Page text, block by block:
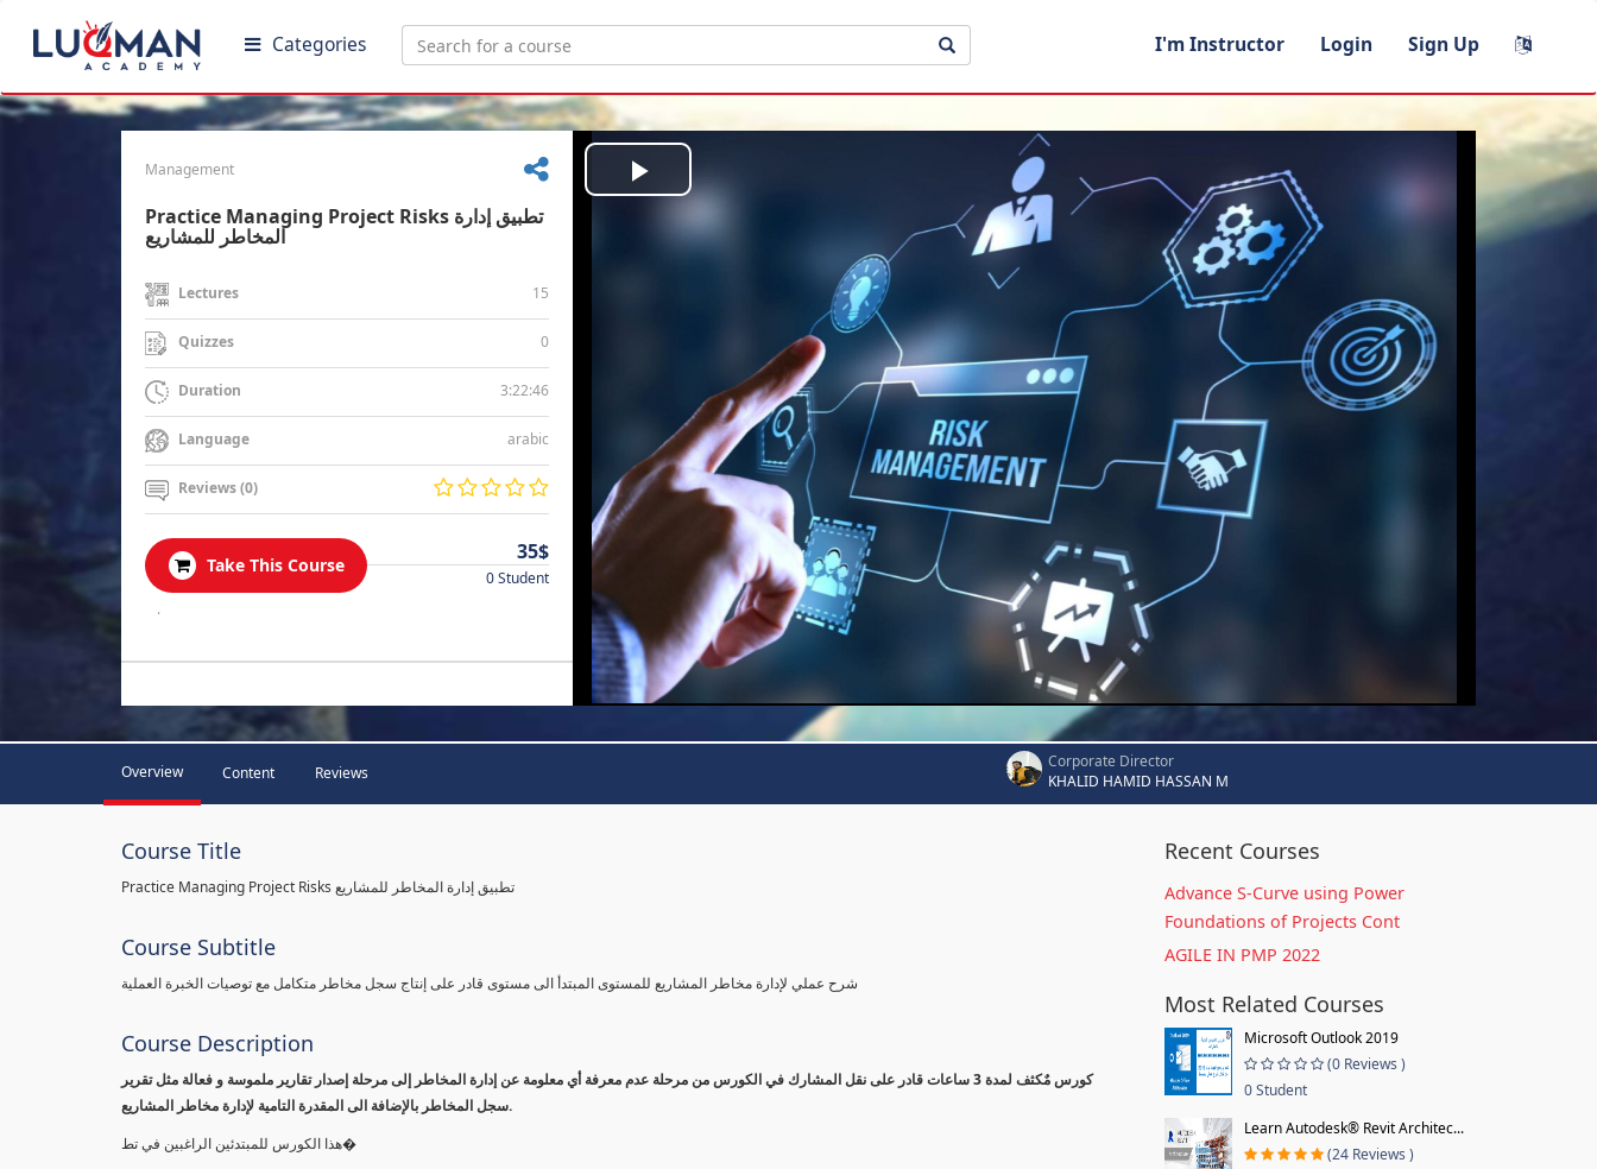
Categories I'm Instructor Login Sign Up
Management
Practice Managing Project Risks تطبيق إدارة
المخاطر للمشاريع
Lectures 15
Quizzes 0
Duration 3:22:46
Language arabic
Reviews (0)
Take This Course
35$
0 Student
.
Play
Video
Overview Content Reviews
Corporate Director
KHALID HAMID HASSAN M
Course Title
Practice Managing Project Risks تطبيق إدارة المخاطر للمشاريع
Course Subtitle
شرح عملي لإدارة مخاطر المشاريع للمستوى المبتدأ الى مستوى قادر على إنتاج سجل مخاطر متكامل مع توصيات الخبرة العملية
Course Description
كورس مٌكثف لمدة 3 ساعات قادر على نقل المشارك في الكورس من مرحلة عدم معرفة أي معلومة عن إدارة المخاطر إلى مرحلة إصدار تقارير ملموسة و فعالة مثل تقرير
سجل المخاطر بالإضافة الى المقدرة التامية لإدارة مخاطر المشاريع.
هذا الكورس للمبتدئين الراغبين في تط�
Recent Courses
Advance S-Curve using Power
Foundations of Projects Cont
AGILE IN PMP 2022
Most Related Courses
Microsoft Outlook 2019
(0 Reviews )
0 Student
Learn Autodesk® Revit Architec...
(24 Reviews )